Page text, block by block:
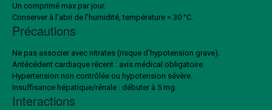
Un comprimé max par jour.
Conserver à l’abri de l’humidité, température < 30 °C.
Précautions
Ne pas associer avec nitrates (risque d’hypotension grave).
Antécédent cardiaque récent : avis médical obligatoire.
Hypertension non contrôlée ou hypotension sévère.
Insuffisance hépatique/rénale : débuter à 5 mg.
Interactions